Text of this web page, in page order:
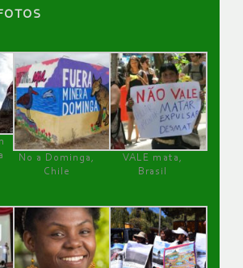
No a Dominga,
Chile
VALE mata,
Brasil